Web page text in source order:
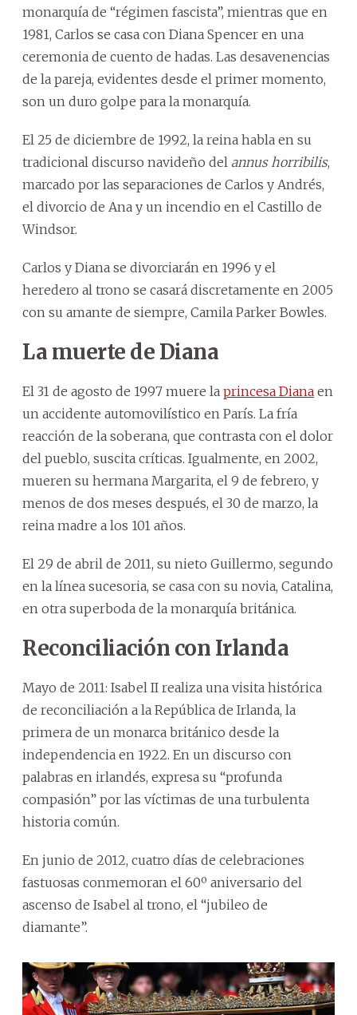
monarquía de “régimen fascista”, mientras que en
1981, Carlos se casa con Diana Spencer en una
ceremonia de cuento de hadas. Las desavenencias
de la pareja, evidentes desde el primer momento,
son un duro golpe para la monarquía.
El 25 de diciembre de 1992, la reina habla en su
tradicional discurso navideño del annus horribilis,
marcado por las separaciones de Carlos y Andrés,
el divorcio de Ana y un incendio en el Castillo de
Windsor.
Carlos y Diana se divorciarán en 1996 y el
heredero al trono se casará discretamente en 2005
con su amante de siempre, Camila Parker Bowles.
La muerte de Diana
El 31 de agosto de 1997 muere la princesa Diana en
un accidente automovilístico en París. La fría
reacción de la soberana, que contrasta con el dolor
del pueblo, suscita críticas. Igualmente, en 2002,
mueren su hermana Margarita, el 9 de febrero, y
menos de dos meses después, el 30 de marzo, la
reina madre a los 101 años.
El 29 de abril de 2011, su nieto Guillermo, segundo
en la línea sucesoria, se casa con su novia, Catalina,
en otra superboda de la monarquía británica.
Reconciliación con Irlanda
Mayo de 2011: Isabel II realiza una visita histórica
de reconciliación a la República de Irlanda, la
primera de un monarca británico desde la
independencia en 1922. En un discurso con
palabras en irlandés, expresa su “profunda
compasión” por las víctimas de una turbulenta
historia común.
En junio de 2012, cuatro días de celebraciones
fastuosas conmemoran el 60º aniversario del
ascenso de Isabel al trono, el “jubileo de
diamante”.